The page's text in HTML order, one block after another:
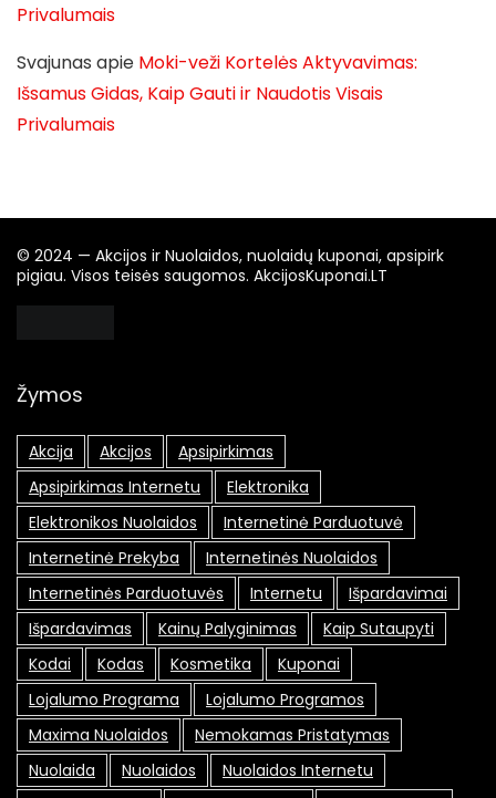
Privalumais
Svajunas apie Moki-veži Kortelės Aktyvavimas:
Išsamus Gidas, Kaip Gauti ir Naudotis Visais
Privalumais
© 2024 — Akcijos ir Nuolaidos, nuolaidų kuponai, apsipirk
pigiau. Visos teisės saugomos. AkcijosKuponai.LT
Žymos
Akcija Akcijos
Apsipirkimas
Apsipirkimas Internetu
Elektronika
Elektronikos Nuolaidos
Internetinė Parduotuvė
Internetinė Prekyba
Internetinės Nuolaidos
Internetinės Parduotuvės
Internetu
Išpardavimai
Išpardavimas
Kainų Palyginimas
Kaip Sutaupyti
Kodai
Kodas Kosmetika
Kuponai
Lojalumo Programa
Lojalumo Programos
Maxima Nuolaidos
Nemokamas Pristatymas
Nuolaida
Nuolaidos
Nuolaidos Internetu